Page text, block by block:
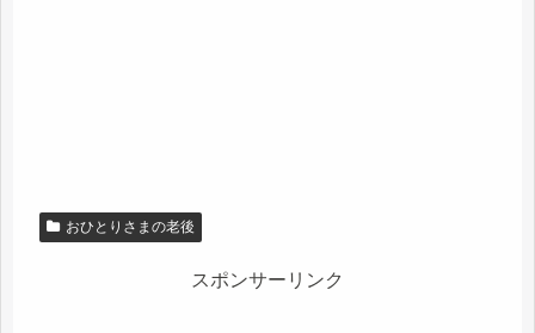
おひとりさまの老後
スポンサーリンク